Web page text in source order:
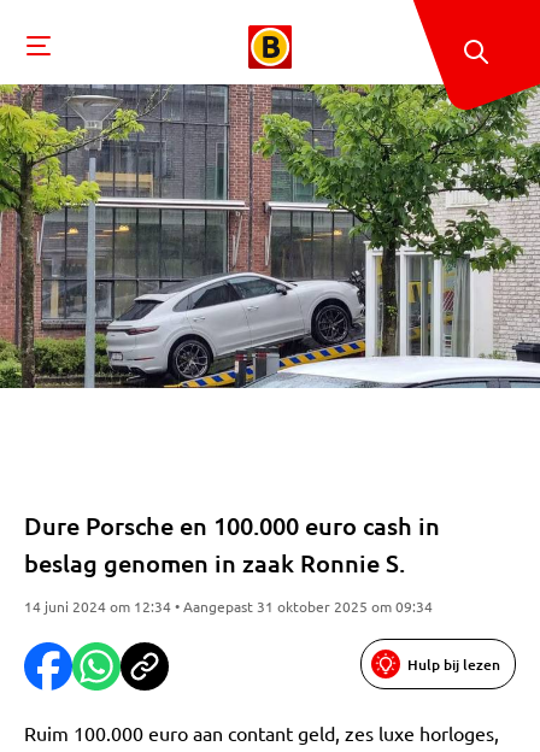
Dure Porsche en 100.000 euro cash in
beslag genomen in zaak Ronnie S.
14 juni 2024 om 12:34 • Aangepast 31 oktober 2025 om 09:34
Hulp bij lezen
Ruim 100.000 euro aan contant geld, zes luxe horloges,